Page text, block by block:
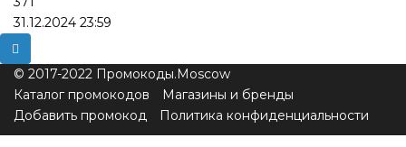
31.12.2024 23:59
© 2017-2022 Промокоды.Moscow
Каталог промокодов
Магазины и бренды
Добавить промокод
Политика конфиденциальности